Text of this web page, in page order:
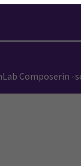
Composerin -